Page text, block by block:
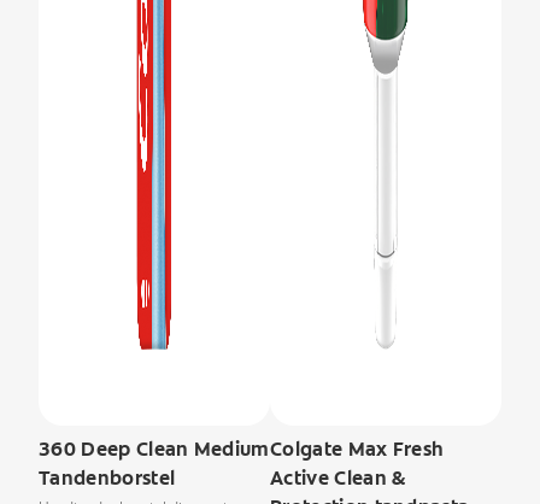
360 Deep Clean Medium
Tandenborstel
Colgate Max Fresh
Active Clean &